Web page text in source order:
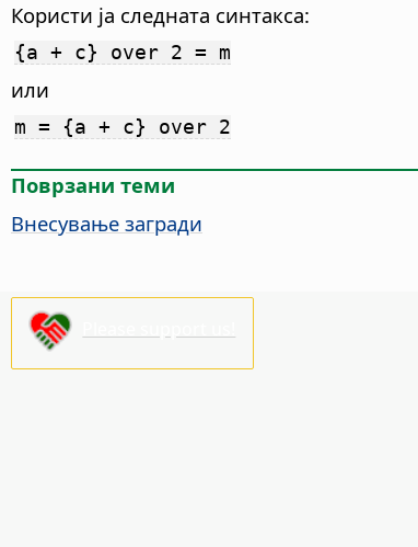
Користи ја следната синтакса:
{a + c} over 2 = m
или
m = {a + c} over 2
Поврзани теми
Внесување загради